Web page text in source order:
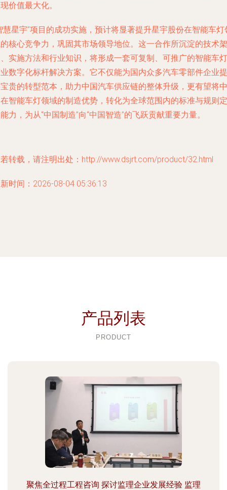
价值最大化。
慧星宇”项目的成功实施，预计将显著提升星宇股份在智能车灯
核心竞争力，巩固其市场领导地位。这一合作所沉淀的技术架
实施方法和行业知识，将形成一套可复制、可推广的智能车灯
数字化标杆解决方案。它不仅能为国内众多汽车零部件企业提
贵的转型范本，助力中国汽车供应链的整体升级，更有望将中
智能车灯领域的制造优势，转化为全球范围内的标准与规则定
力，为从“中国制造”向“中国智造”的飞跃贡献重要力量。
转载，请注明出处：http://www.dsjrt.com/product/32.html
时间：2026-08-04 05:36:13
产品列表
PRODUCT
聚焦全过程工程咨询 探讨监理企业发展经验 监理